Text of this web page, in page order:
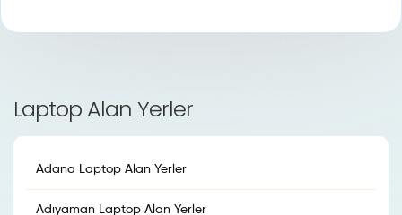
Laptop Alan Yerler
Adana Laptop Alan Yerler
Adıyaman Laptop Alan Yerler